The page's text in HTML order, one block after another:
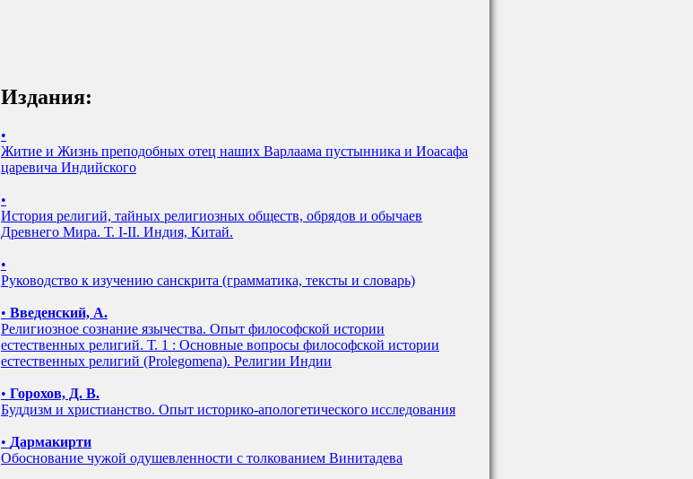
Издания:
•
Житие и Жизнь преподобных отец наших Варлаама пустынника и Иоасафа
царевича Индийского
•
История религий, тайных религиозных обществ, обрядов и обычаев
Древнего Мира. Т. I-II. Индия, Китай.
•
Руководство к изучению санскрита (грамматика, тексты и словарь)
• Введенский, А.
Религиозное сознание язычества. Опыт философской истории
естественных религий. Т. 1 : Основные вопросы философской истории
естественных религий (Prolegomena). Религии Индии
• Горохов, Д. В.
Буддизм и христианство. Опыт историко-апологетического исследования
• Дармакирти
Обоснование чужой одушевленности с толкованием Винитадева